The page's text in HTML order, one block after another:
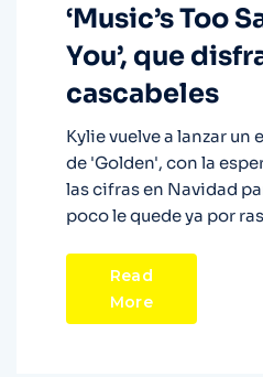
‘Music’s Too
You’, que
cascabeles
Kylie vuelve a lanzar un
de 'Golden', con la
las cifras en Navidad
poco le quede ya por
Read
More